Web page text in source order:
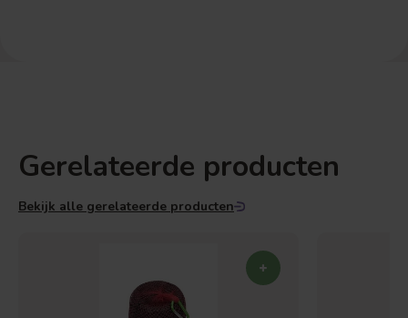
Gerelateerde producten
Bekijk alle gerelateerde producten